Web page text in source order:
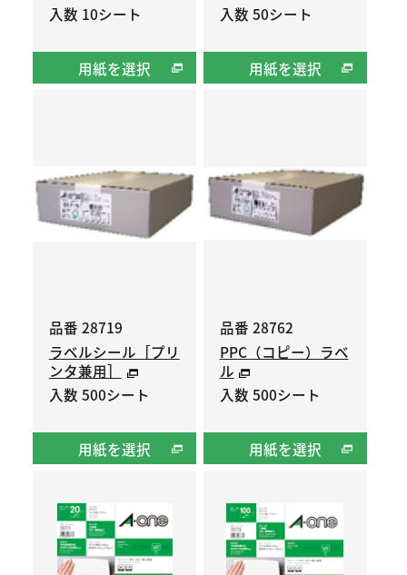
入数 10シート
用紙を選択
入数 50シート
用紙を選択
品番 28719
ラベルシール［プリ
ンタ兼用］
入数 500シート
用紙を選択
品番 28762
PPC（コピー）ラベ
ル
入数 500シート
用紙を選択